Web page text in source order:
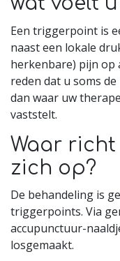
Een triggerpoint is
naast een lokale
herkenbare) pijn op
reden dat u soms
dan waar uw
vaststelt.
Waar
zich op?
De behandeling is
triggerpoints. Via
accupunctuur-
losgemaakt.